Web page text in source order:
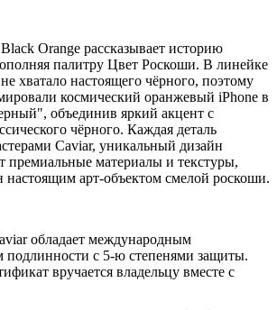
Orange рассказывает историю
палитру Цвет Роскоши. В линейке
хватало настоящего чёрного, поэтому
космический оранжевый iPhone в
объединив яркий акцент с
чёрного. Каждая деталь
Caviar, уникальный дизайн
премиальные материалы и текстуры,
настоящим арт-объектом смелой роскоши.
обладает международным
подлинности с 5-ю степенями защиты.
вручается владельцу вместе с